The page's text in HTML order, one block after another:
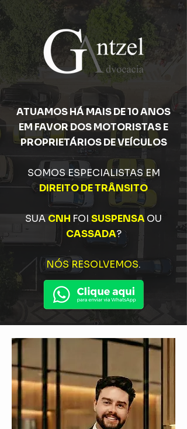
ATUAMOS HÁ MAIS DE 10 ANOS
EM FAVOR DOS MOTORISTAS E
PROPRIETÁRIOS DE VEÍCULOS​
SOMOS ESPECIALISTAS EM
DIREITO DE TRÂNSITO
SUA CNH FOI SUSPENSAOU
CASSADA?
NÓS RESOLVEMOS.